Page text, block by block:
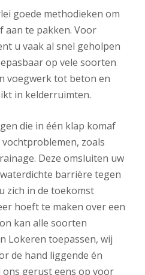
goede methodieken om
aan te pakken. Voor
u vaak al snel geholpen
op vele soorten
voegwerk tot beton en
in kelderruimten.
die in één klap komaf
zoals
Deze omsluiten uw
barrière tegen
zich in de toekomst
hoeft te maken over een
kan alle soorten
Lokeren toepassen, wij
de hand liggende én
gerust eens op voor